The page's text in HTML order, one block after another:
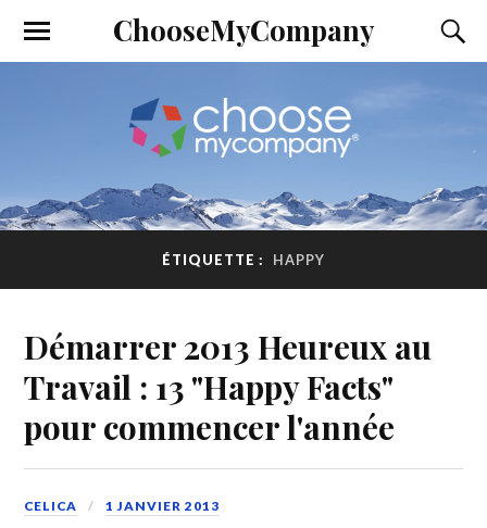
ChooseMyCompany
ÉTIQUETTE : HAPPY
Démarrer 2013 Heureux au
Travail : 13 "Happy Facts"
pour commencer l'année
CELICA 1 JANVIER 2013